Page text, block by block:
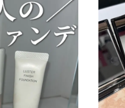
スキンケア